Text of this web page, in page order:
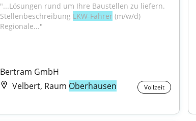
"...Lösungen rund um Ihre Baustellen zu liefern.
Stellenbeschreibung LKW-Fahrer (m/w/d)
Regionale..."
Bertram GmbH
Velbert, Raum Oberhausen Vollzeit